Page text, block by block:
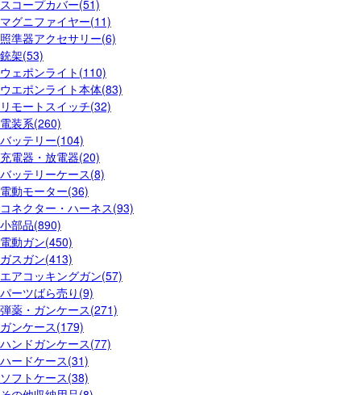
スコープカバー(51)
マグニファイヤー(11)
照準器アクセサリー(6)
銃架(53)
ウェポンライト(110)
ウエポンライト本体(83)
リモートスイッチ(32)
電装系(260)
バッテリー(104)
充電器・放電器(20)
バッテリーケース(8)
電動モーター(36)
コネクター・ハーネス(93)
小部品(890)
電動ガン(450)
ガスガン(413)
エアコッキングガン(57)
パーツばら売り(9)
弾薬・ガンケース(271)
ガンケース(179)
ハンドガンケース(77)
ハードケース(31)
ソフトケース(38)